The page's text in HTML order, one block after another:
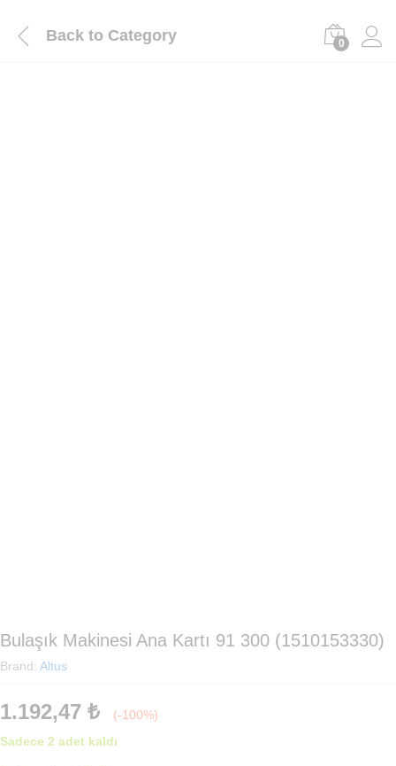
Back to Category 0
Bulaşık Makinesi Ana Kartı 91 300 (1510153330)
Brand: Altus
1.192,47 ₺
(-100%)
Sadece 2 adet kaldı